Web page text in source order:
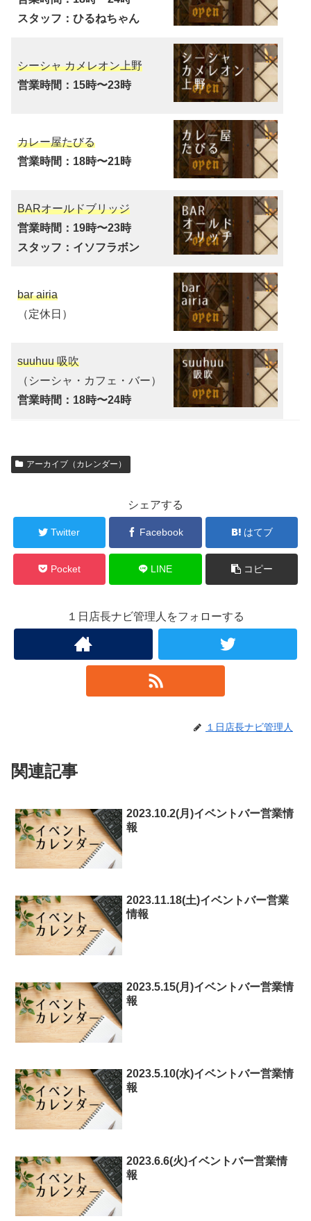
スタッフ：ひるねちゃん
シーシャ カメレオン上野
営業時間：15時〜23時
カレー屋たびる
営業時間：18時〜21時
BARオールドブリッジ
営業時間：19時〜23時
スタッフ：イソフラボン
bar airia
（定休日）
suuhuu 吸吹
（シーシャ・カフェ・バー）
営業時間：18時〜24時
アーカイブ（カレンダー）
シェアする
Twitter Facebook はてブ
Pocket LINE コピー
１日店長ナビ管理人をフォローする
１日店長ナビ管理人
関連記事
2023.10.2(月)イベントバー営業情
報
2023.11.18(土)イベントバー営業
情報
2023.5.15(月)イベントバー営業情
報
2023.5.10(水)イベントバー営業情
報
2023.6.6(火)イベントバー営業情
報